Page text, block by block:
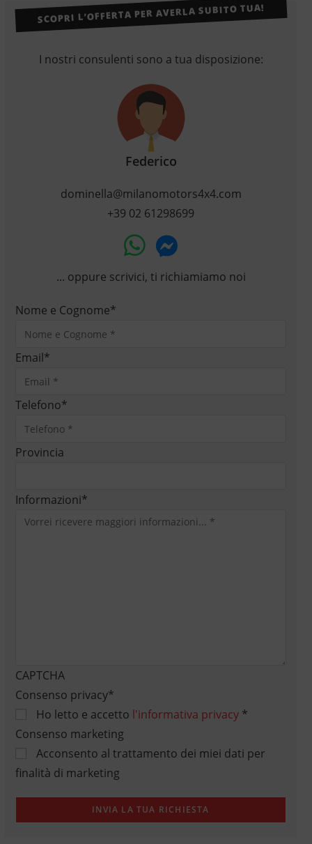
SCOPRI L’OFFERTA PER AVERLA SUBITO TUA!
I nostri consulenti sono a tua disposizione:
Federico
dominella@milanomotors4x4.com
+39 02 61298699
... oppure scrivici, ti richiamiamo noi
Nome e Cognome*
Email*
Telefono*
Provincia
Informazioni*
CAPTCHA
Consenso privacy*
Ho letto e accetto l'informativa privacy*
Consenso marketing
Acconsento al trattamento dei miei dati per
finalità di marketing